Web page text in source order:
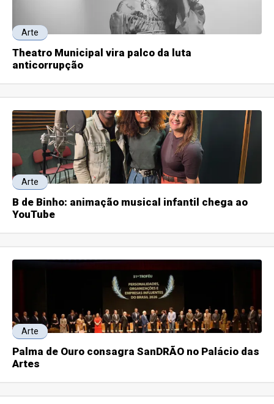
Arte
Theatro Municipal vira palco da luta
anticorrupção
Arte
B de Binho: animação musical infantil chega ao
YouTube
Arte
Palma de Ouro consagra SanDRÃO no Palácio das
Artes